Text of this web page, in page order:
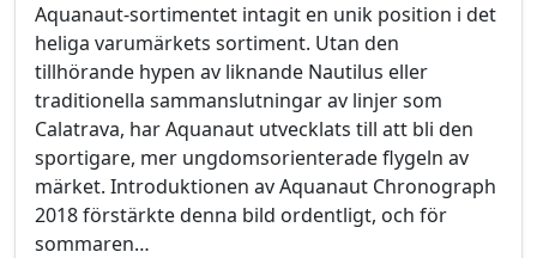
Aquanaut-sortimentet intagit en unik position i det
heliga varumärkets sortiment. Utan den
tillhörande hypen av liknande Nautilus eller
traditionella sammanslutningar av linjer som
Calatrava, har Aquanaut utvecklats till att bli den
sportigare, mer ungdomsorienterade flygeln av
märket. Introduktionen av Aquanaut Chronograph
2018 förstärkte denna bild ordentligt, och för
sommaren…